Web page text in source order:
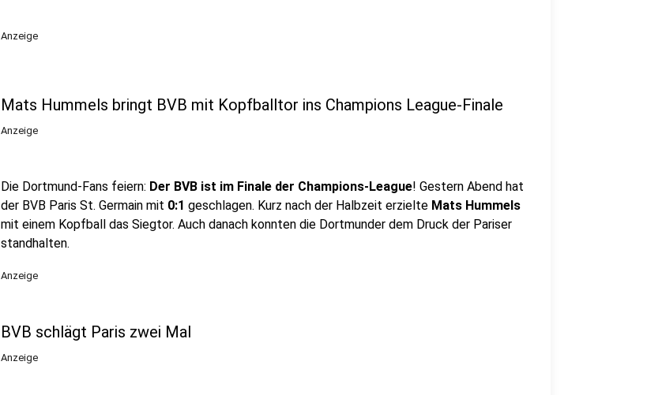
Anzeige
Mats Hummels bringt BVB mit Kopfballtor ins Champions League-Finale
Anzeige
Die Dortmund-Fans feiern: Der BVB ist im Finale der Champions-League! Gestern Abend hat
der BVB Paris St. Germain mit 0:1 geschlagen. Kurz nach der Halbzeit erzielte Mats Hummels
mit einem Kopfball das Siegtor. Auch danach konnten die Dortmunder dem Druck der Pariser
standhalten.
Anzeige
BVB schlägt Paris zwei Mal
Anzeige